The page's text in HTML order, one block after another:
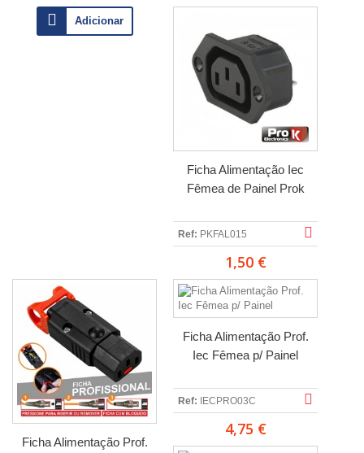
Adicionar
Ficha Alimentação Iec
Fêmea de Painel Prok
Ref: PKFAL015
1,50 €
Ficha Alimentação Prof.
Ficha Alimentação Prof.
Iec Fêmea p/ Painel
Ref: IECPRO03C
4,75 €